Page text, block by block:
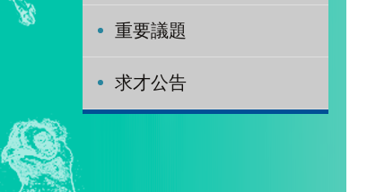
重要議題
求才公告